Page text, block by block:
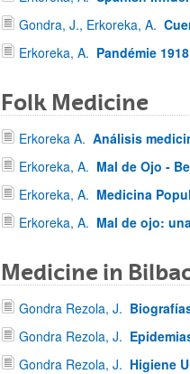
Gondra, J., Erkoreka, A.
Erkoreka, A. Pandémie
Folk Medicine
Erkoreka A. Análisis
Erkoreka, A. Mal de Ojo -
Erkoreka, A. Medicina
Erkoreka, A. Mal de ojo:
Medicine in
Gondra Rezola, J.
Gondra Rezola, J.
Gondra Rezola, J. Higiene